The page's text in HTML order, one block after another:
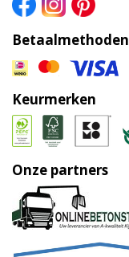
Betaalmethoden
Keurmerken
Onze partners